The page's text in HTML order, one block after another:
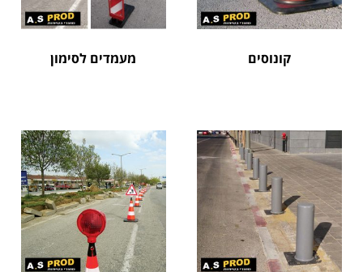
קונוסים מעמדים לסימון